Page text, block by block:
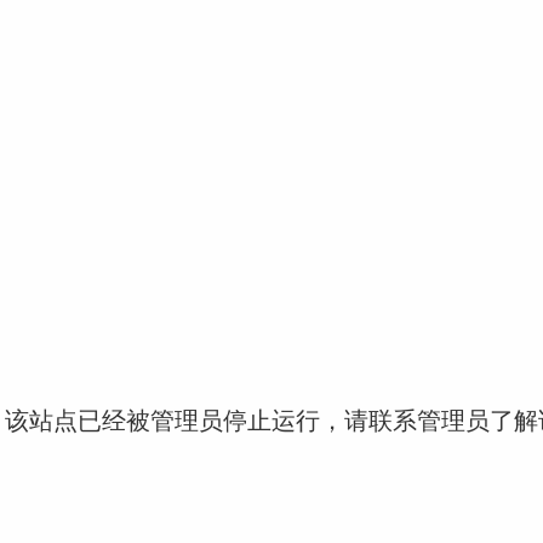
站点已经被管理员停止运行，请联系管理员了